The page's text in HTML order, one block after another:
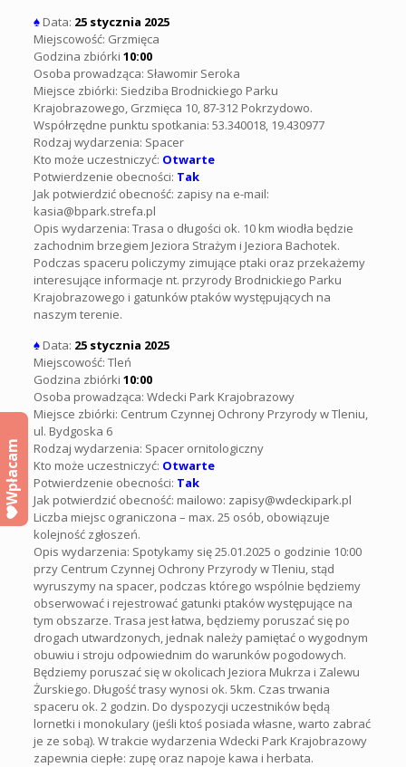
♠Data: 25 stycznia 2025
Miejscowość: Grzmięca
Godzina zbiórki 10:00
Osoba prowadząca: Sławomir Seroka
Miejsce zbiórki: Siedziba Brodnickiego Parku
Krajobrazowego, Grzmięca 10, 87-312 Pokrzydowo.
Współrzędne punktu spotkania: 53.340018, 19.430977
Rodzaj wydarzenia: Spacer
Kto może uczestniczyć: Otwarte
Potwierdzenie obecności: Tak
Jak potwierdzić obecność: zapisy na e-mail:
kasia@bpark.strefa.pl
Opis wydarzenia: Trasa o długości ok. 10 km wiodła będzie
zachodnim brzegiem Jeziora Strażym i Jeziora Bachotek.
Podczas spaceru policzymy zimujące ptaki oraz przekażemy
interesujące informacje nt. przyrody Brodnickiego Parku
Krajobrazowego i gatunków ptaków występujących na
naszym terenie.
♠ Data: 25 stycznia 2025
Miejscowość: Tleń
Godzina zbiórki 10:00
Osoba prowadząca: Wdecki Park Krajobrazowy
Miejsce zbiórki: Centrum Czynnej Ochrony Przyrody w Tleniu,
ul. Bydgoska 6
Rodzaj wydarzenia: Spacer ornitologiczny
Kto może uczestniczyć: Otwarte
Potwierdzenie obecności: Tak
Jak potwierdzić obecność: mailowo: zapisy@wdeckipark.pl
Liczba miejsc ograniczona – max. 25 osób, obowiązuje
kolejność zgłoszeń.
Opis wydarzenia: Spotykamy się 25.01.2025 o godzinie 10:00
przy Centrum Czynnej Ochrony Przyrody w Tleniu, stąd
wyruszymy na spacer, podczas którego wspólnie będziemy
obserwować i rejestrować gatunki ptaków występujące na
tym obszarze. Trasa jest łatwa, będziemy poruszać się po
drogach utwardzonych, jednak należy pamiętać o wygodnym
obuwiu i stroju odpowiednim do warunków pogodowych.
Będziemy poruszać się w okolicach Jeziora Mukrza i Zalewu
Żurskiego. Długość trasy wynosi ok. 5km. Czas trwania
spaceru ok. 2 godzin. Do dyspozycji uczestników będą
lornetki i monokulary (jeśli ktoś posiada własne, warto zabrać
je ze sobą). W trakcie wydarzenia Wdecki Park Krajobrazowy
zapewnia ciepłe: zupę oraz napoje kawa i herbata.
Wpłacam